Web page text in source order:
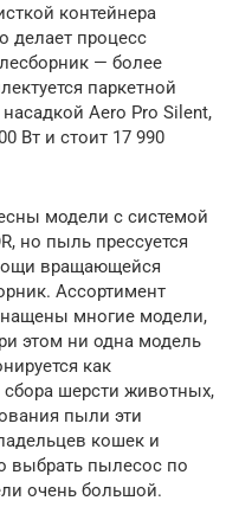
контейнера
делает процесс
— более
паркетной
Aero Pro Silent,
Вт и стоит 17 990
модели с системой
но пыль прессуется
вращающейся
Ассортимент
многие модели,
этом ни одна модель
как
сбора шерсти животных,
пыли эти
кошек и
выбрать пылесос по
очень большой.